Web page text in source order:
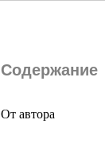
Содержание
От автора